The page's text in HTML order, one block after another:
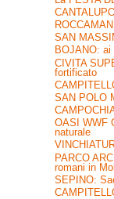
SAN
BOJANO:
CIVITA
fortificato
SAN POLO
OASI WWF
naturale
PARCO
romani in
SEPINO: